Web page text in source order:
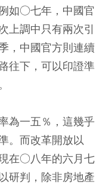
如○七年，中國官
上調中只有兩次引
，中國官方則連續
往下，可以印證準
為一五％，這幾乎
。而改革開放以
在○八年的六月七
研判，除非房地產